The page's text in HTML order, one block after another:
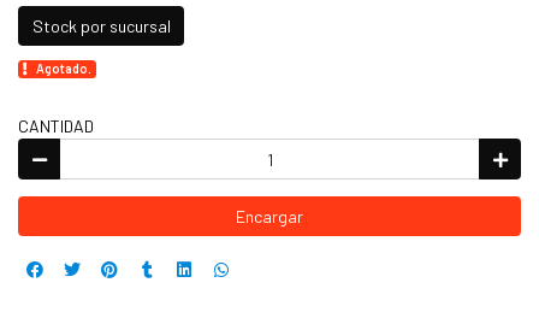
Stock por sucursal
Agotado.
CANTIDAD
Encargar